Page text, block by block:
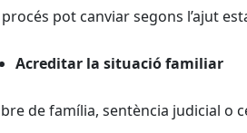
procés pot canviar segons l’ajut
Acreditar la situació familiar
de família, sentència judicial o